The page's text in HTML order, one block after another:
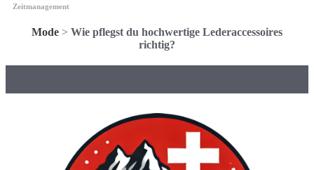
Zeitmanagement
Mode > Wie pflegst du hochwertige Lederaccessoires
richtig?